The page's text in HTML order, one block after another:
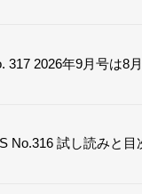
317 2026年9月号は8
No.316 試し読みと目